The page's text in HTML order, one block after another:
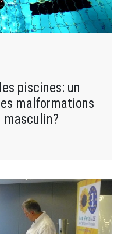
piscines: un
malformations
masculin?